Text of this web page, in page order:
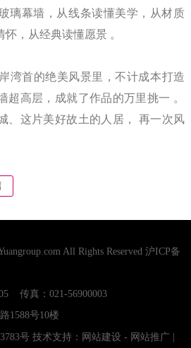
璃幕墙，从线条读懂美学，从材质
，从经典读懂愿景 。
湾首的绝美风景里，不计成本打造
超高层，成就了作品的万里挑一 。
、这片美好故土的人居， 再一次风
All Rights Reserved 沪ICP备
传真：021-56900003
1588号10楼
号技术支持： 网站建设 - 网站推广